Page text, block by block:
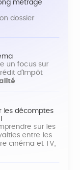
métrage
dossier
un focus sur
d'Impôt
les décomptes
sur les
entre les
cinéma et TV,